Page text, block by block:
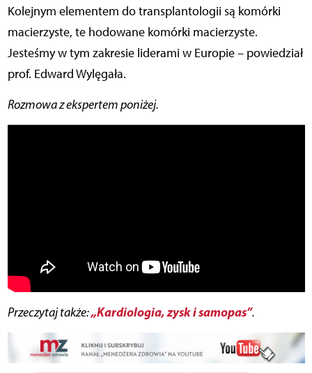
Kolejnym elementem do transplantologii są komórki
macierzyste, te hodowane komórki macierzyste.
Jesteśmy w tym zakresie liderami w Europie – powiedział
prof. Edward Wylęgała.
Rozmowa z ekspertem poniżej.
Przeczytaj także:„Kardiologia, zysk i samopas”.